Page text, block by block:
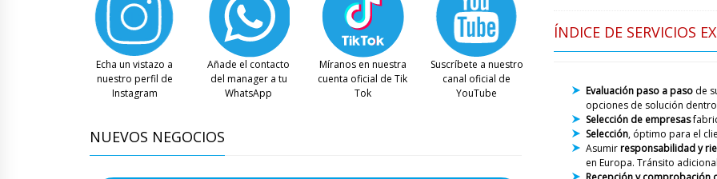
Echa un vistazo a
nuestro perfil de
Instagram
Añade el contacto
del manager a tu
WhatsApp
Míranos en nuestra
cuenta oficial de Tik
Tok
Suscríbete a nuestro
canal oficial de
YouTube
NUEVOS NEGOCIOS
ÍNDICE DE SERVICIOS
Evaluación paso a paso de
opciones de solución
Selección de empresas
Selección, óptimo para el
Asumirresponsabilidad y
en Europa. Tránsito
Roman
Hola Owen,
la noche su